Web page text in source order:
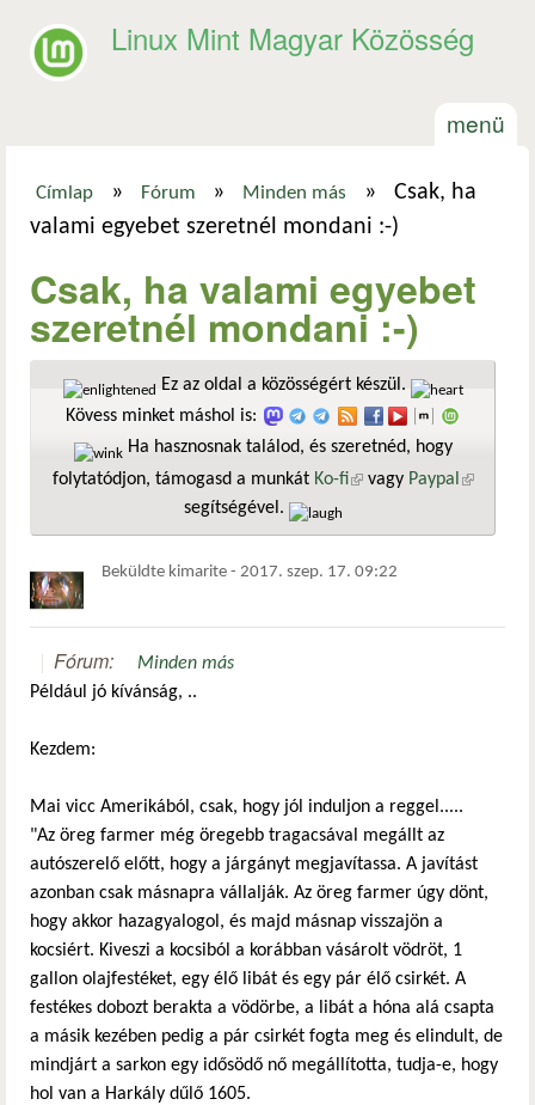
Linux Mint Magyar Közösség
menü
Jelenlegi hely
Címlap » Fórum » Minden más »
Csak, ha
valami egyebet szeretnél mondani :-)
Csak, ha valami egyebet
szeretnél mondani :-)
Ez az oldal a közösségért készül.
Kövess minket máshol is:
Ha hasznosnak találod, és szeretnéd, hogy
folytatódjon, támogasd a munkát Ko-fi(külső hivatkozás)
vagy Paypal
segítségével.
Beküldte kimarite - 2017. szep. 17. 09:22
Fórum:
Minden más
Például jó kívánság, ..
Kezdem:
Mai vicc Amerikából, csak, hogy jól induljon a reggel.....
"Az öreg farmer még öregebb tragacsával megállt az
autószerelő előtt, hogy a járgányt megjavítassa. A javítást
azonban csak másnapra vállalják. Az öreg farmer úgy dönt,
hogy akkor hazagyalogol, és majd másnap visszajön a
kocsiért. Kiveszi a kocsiból a korábban vásárolt vödröt, 1
gallon olajfestéket, egy élő libát és egy pár élő csirkét. A
festékes dobozt berakta a vödörbe, a libát a hóna alá csapta
a másik kezében pedig a pár csirkét fogta meg és elindult, de
mindjárt a sarkon egy idősödő nő megállította, tudja-e, hogy
hol van a Harkály dűlő 1605.